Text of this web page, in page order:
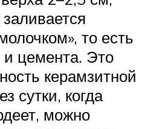
то есть
цемента. Это
керамзитной
сутки, когда
можно